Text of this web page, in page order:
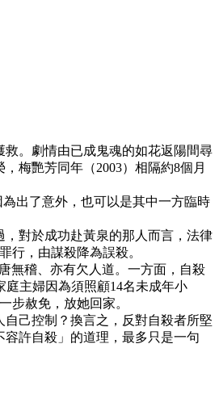
。劇情由已成鬼魂的如花返陽間尋
梅艷芳同年（2003）相隔約8個月
出了意外，也可以是其中一方臨時
對於成功赴黃泉的那人而言，法律
行，由謀殺降為誤殺。
無稽、亦有欠人道。一方面，自殺
庭主婦因為須照顧14名未成年小
步赦免，放她回家。
己控制？換言之，反對自殺者所堅
許自殺」的道理，最多只是一句